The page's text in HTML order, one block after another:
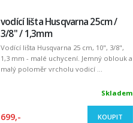
vodící lišta Husqvarna 25cm /
3/8" / 1,3mm
Vodící lišta Husqvarna 25 cm, 10", 3/8",
1,3 mm - malé uchycení. Jemný oblouk a
malý poloměr vrcholu vodicí ...
Skladem
699,- KOUPIT